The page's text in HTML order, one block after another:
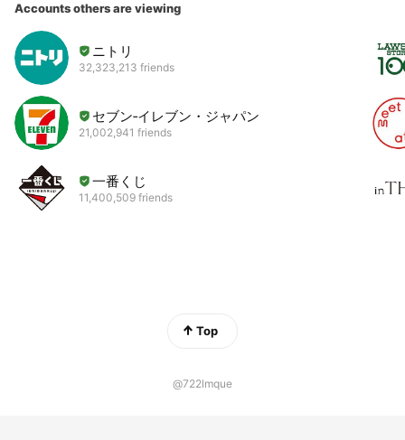
Accounts others are viewing
ニトリ
32,323,213 friends
セブン‐イレブン・ジャパン
21,002,941 friends
一番くじ
11,400,509 friends
Top
@722lmque